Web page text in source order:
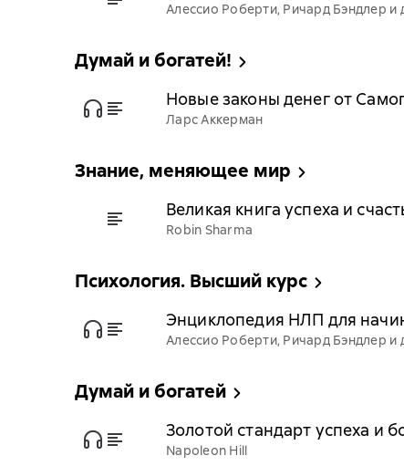
Алессио Роберти, Ричард Бэндлер и
Думай и богатей!
Новые законы денег от
Ларс Аккерман
Знание, меняющее мир
Великая книга успеха и
Robin Sharma
Психология. Высший курс
Энциклопедия НЛП для
Алессио Роберти, Ричард Бэндлер и
Думай и богатей
Золотой стандарт успеха и
Napoleon Hill